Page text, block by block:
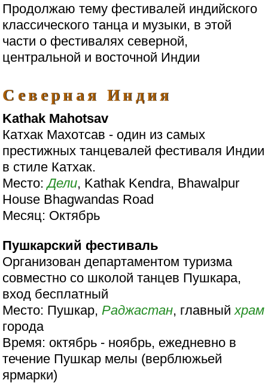
Продолжаю тему фестивалей индийского
классического танца и музыки, в этой
части о фестивалях северной,
центральной и восточной Индии
Северная Индия
Kathak Mahotsav
Катхак Махотсав - один из самых
престижных танцевалей фестиваля Индии
в стиле Катхак.
Место:Дели, Kathak Kendra, Bhawalpur
House Bhagwandas Road
Месяц: Октябрь
Пушкарский фестиваль
Организован департаментом туризма
совместно со школой танцев Пушкара,
вход бесплатный
Место: Пушкар, Раджастан, главныйхрам
города
Время: октябрь - ноябрь, ежедневно в
течение Пушкар мелы (верблюжьей
ярмарки)